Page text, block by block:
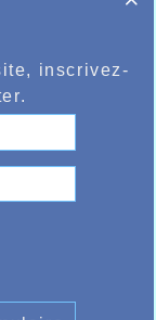
déplacement
benjamin
de l’autre
le 1000m
inscrivez-